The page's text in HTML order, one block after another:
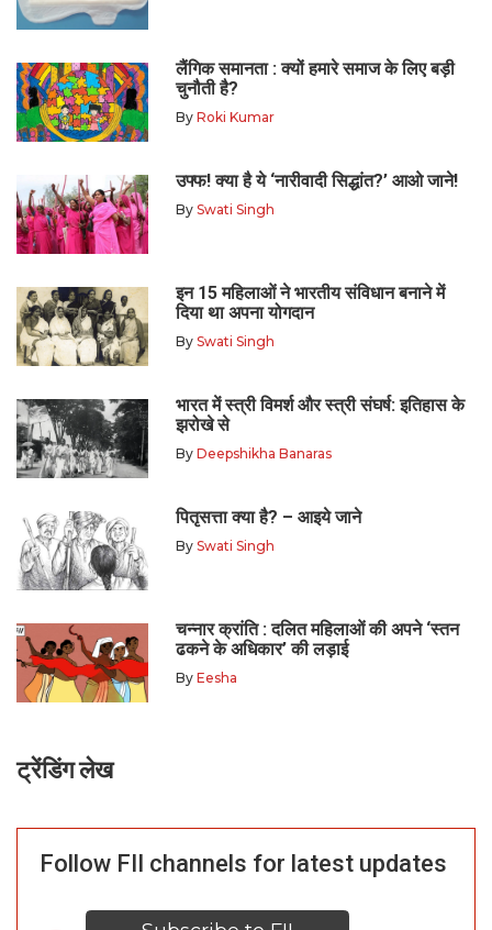
लैंगिक समानता : क्यों हमारे समाज के लिए बड़ी
चुनौती है?
By Roki Kumar
उफ्फ! क्या है ये ‘नारीवादी सिद्धांत?’ आओ जाने!
By Swati Singh
इन 15 महिलाओं ने भारतीय संविधान बनाने में
दिया था अपना योगदान
By Swati Singh
भारत में स्त्री विमर्श और स्त्री संघर्ष: इतिहास के
झरोखे से
By Deepshikha Banaras
पितृसत्ता क्या है? – आइये जाने
By Swati Singh
चन्नार क्रांति : दलित महिलाओं की अपने ‘स्तन
ढकने के अधिकार’ की लड़ाई
By Eesha
ट्रेंडिंग लेख
Follow FII channels for latest updates